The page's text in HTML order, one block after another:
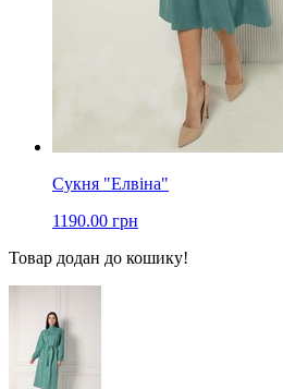
Сукня "Елвіна"
1190.00 грн
Товар додан до кошику!